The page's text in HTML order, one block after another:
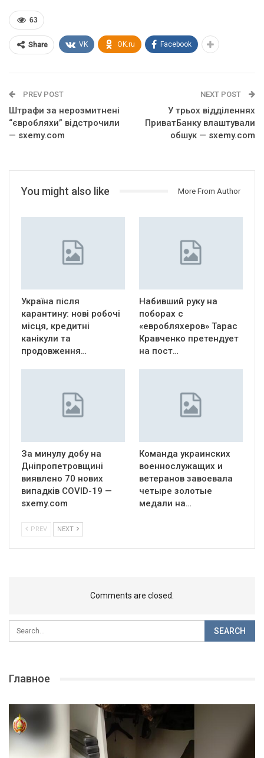
63
Share VK OK.ru Facebook
PREV POST
Штрафи за нерозмитнені
“євробляхи” відстрочили
— sxemy.com
NEXT POST
У трьох відділеннях
ПриватБанку влаштували
обшук — sxemy.com
You might also like More From Author
Україна після
карантину: нові робочі
місця, кредитні
канікули та
продовження…
Набивший руку на
поборах с
«евробляхеров» Тарас
Кравченко претендует
на пост…
За минулу добу на
Дніпропетровщині
виявлено 70 нових
випадків COVID-19 —
sxemy.com
Команда украинских
военнослужащих и
ветеранов завоевала
четыре золотые
медали на…
PREV NEXT
Comments are closed.
Главное